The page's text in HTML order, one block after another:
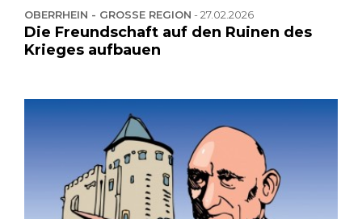
OBERRHEIN - GROSSE REGION -27.02.2026
Die Freundschaft auf den Ruinen des
Krieges aufbauen